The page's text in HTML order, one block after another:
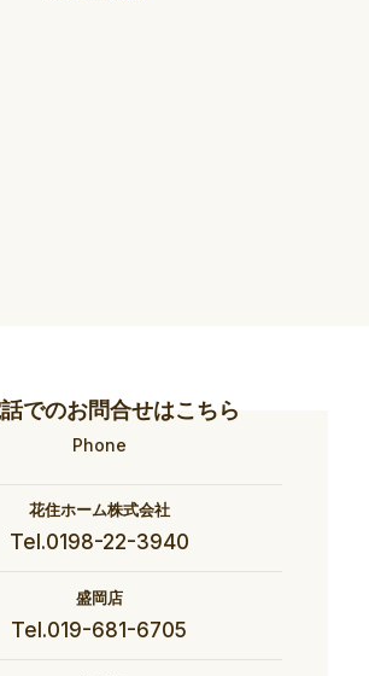
でのお問合せはこちら
Phone
花住ホーム株式会社
Tel.0198-22-3940
盛岡店
Tel.019-681-6705